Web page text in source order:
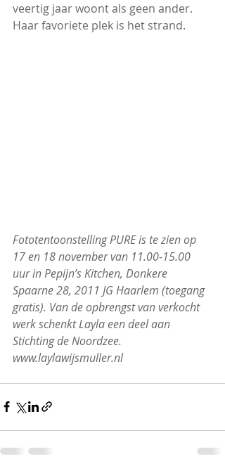
veertig jaar woont als geen ander.
Haar favoriete plek is het strand.
Fototentoonstelling PURE is te zien op
17 en 18 november van 11.00-15.00
uur in Pepijn’s Kitchen, Donkere
Spaarne 28, 2011 JG Haarlem (toegang
gratis). Van de opbrengst van verkocht
werk schenkt Layla een deel aan
Stichting de Noordzee.
www.laylawijsmuller.nl